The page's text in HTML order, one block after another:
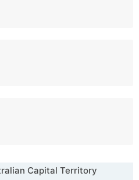
Capital Territory